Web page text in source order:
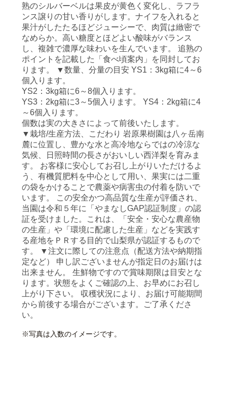
熟のシルバーベルは果皮が黄色く変化し、ラフラ
ンス譲りの甘い香りがします。ナイフを入れると
果汁がしたたるほどジューシーで、肉質は緻密で
なめらか。高い糖度とほどよい酸味がバランス
し、複雑で濃厚な味わいを生んでいます。 追熟の
ポイントを記載した「食べ頃案内」を同封してお
ります。 ▼数量、分量の目安 YS1：3kg箱に4～6
個 入ります。
YS2：3kg箱に6～8個 入ります。
YS3：2kg箱に3～5個 入ります。YS4：2kg箱に4
～6個 入ります。
個数は実の大きさによって前後いたします。
▼栽培/生産方法、こだわり 岩原果樹園は八ヶ岳南
麓に位置し、豊かな水と高冷地ならではの冷涼な
気候、日照時間の長さがおいしい西洋梨を育みま
す。 お客様に安心してお召し上がりいただけるよ
う、有機質肥料を中心として用い、果実には二重
の袋をかけることで農薬や病害虫の付着を防いで
います。 この安全かつ高品質な生産が評価され、
当園は令和５年に「やまなしGAP認証制度」の認
証を受けました。これは、「安全・安心な農産物
の生産」や「環境に配慮した生産」などを実践す
る産地をＰＲする目的で山梨県が認証するもので
す。 ▼注文に際しての注意点（配送方法や納期指
定など） 申し訳ございませんが指定日のお届けは
出来ません。 生鮮物ですので賞味期限は目安とな
ります。状態をよくご確認の上、お早めにお召し
上がり下さい。 収穫状況により、お届け可能期間
から前後する場合がございます。ご了承くださ
い。
※写真は入数のイメージです。